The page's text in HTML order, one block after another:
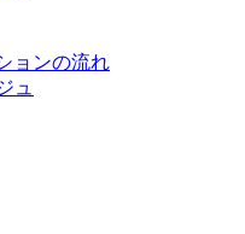
ョンの流れ
ュ